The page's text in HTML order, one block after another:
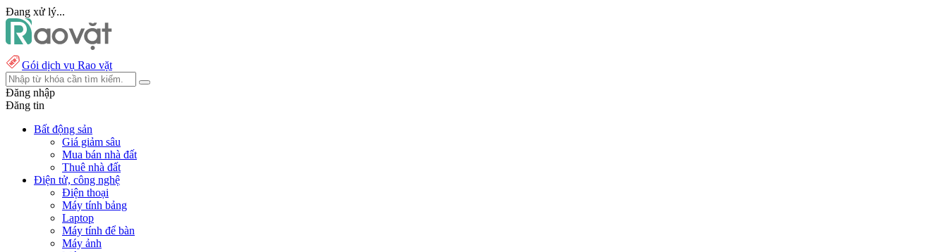
Đang xử lý...
Gói dịch vụ Rao vặt
Đăng nhập
Đăng tin
Bất động sản
Giá giảm sâu
Mua bán nhà đất
Thuê nhà đất
Điện tử, công nghệ
Điện thoại
Máy tính bảng
Laptop
Máy tính để bàn
Máy ảnh